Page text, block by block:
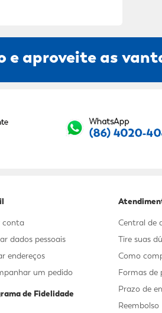
aproveite as
conta
dados pessoais
endereços
um pedido
de Fidelidade
Central de
Tire suas
Como
Formas de
Prazo de
Reembolso